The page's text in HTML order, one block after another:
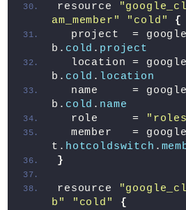
resource
am_member"
"cold"
{
project  =
b. cold . project
location =
b. cold . location
name     =
b. cold . name
  role     =
member   =
t. hotcoldswitch .
}
resource
b"
"cold"
{